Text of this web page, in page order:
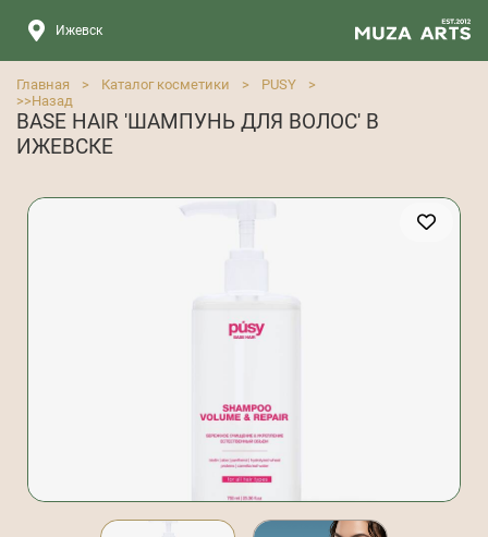
Ижевск
Главная > Каталог косметики > PUSY
>
>>Назад
BASE HAIR 'ШАМПУНЬ ДЛЯ ВОЛОС' В
ИЖЕВСКЕ